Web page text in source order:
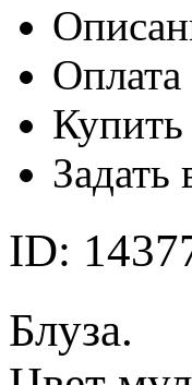
Оплата
Задать
ID:
Блуза.